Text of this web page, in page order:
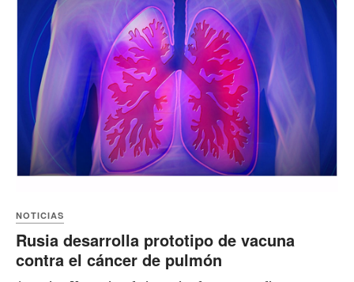
NOTICIAS
Rusia desarrolla prototipo de vacuna
contra el cáncer de pulmón